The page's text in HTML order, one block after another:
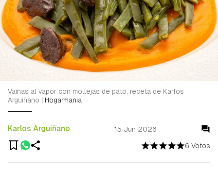
6 Votos
Karlos Arguiñano 15 Jun 2026
Vainas al vapor con mollejas de pato, receta de Karlos
Arguiñano | Hogarmania